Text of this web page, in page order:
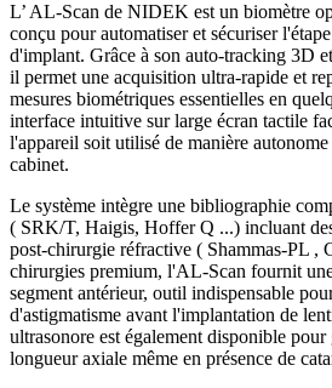
L’ AL-Scan de NIDEK est un biomètre
conçu pour automatiser et sécuriser
d'implant. Grâce à son auto-tracking 3D
il permet une acquisition ultra-rapide et
mesures biométriques essentielles en
interface intuitive sur large écran tactile
l'appareil soit utilisé de manière
cabinet.
Le système intègre une bibliographie
( SRK/T, Haigis, Hoffer Q ...) incluant
post-chirurgie réfractive ( Shammas-PL ,
chirurgies premium, l'AL-Scan fournit
segment antérieur, outil indispensable
d'astigmatisme avant l'implantation de
ultrasonore est également disponible
longueur axiale même en présence de